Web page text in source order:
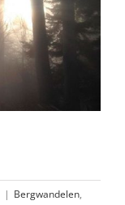
| Bergwandelen,